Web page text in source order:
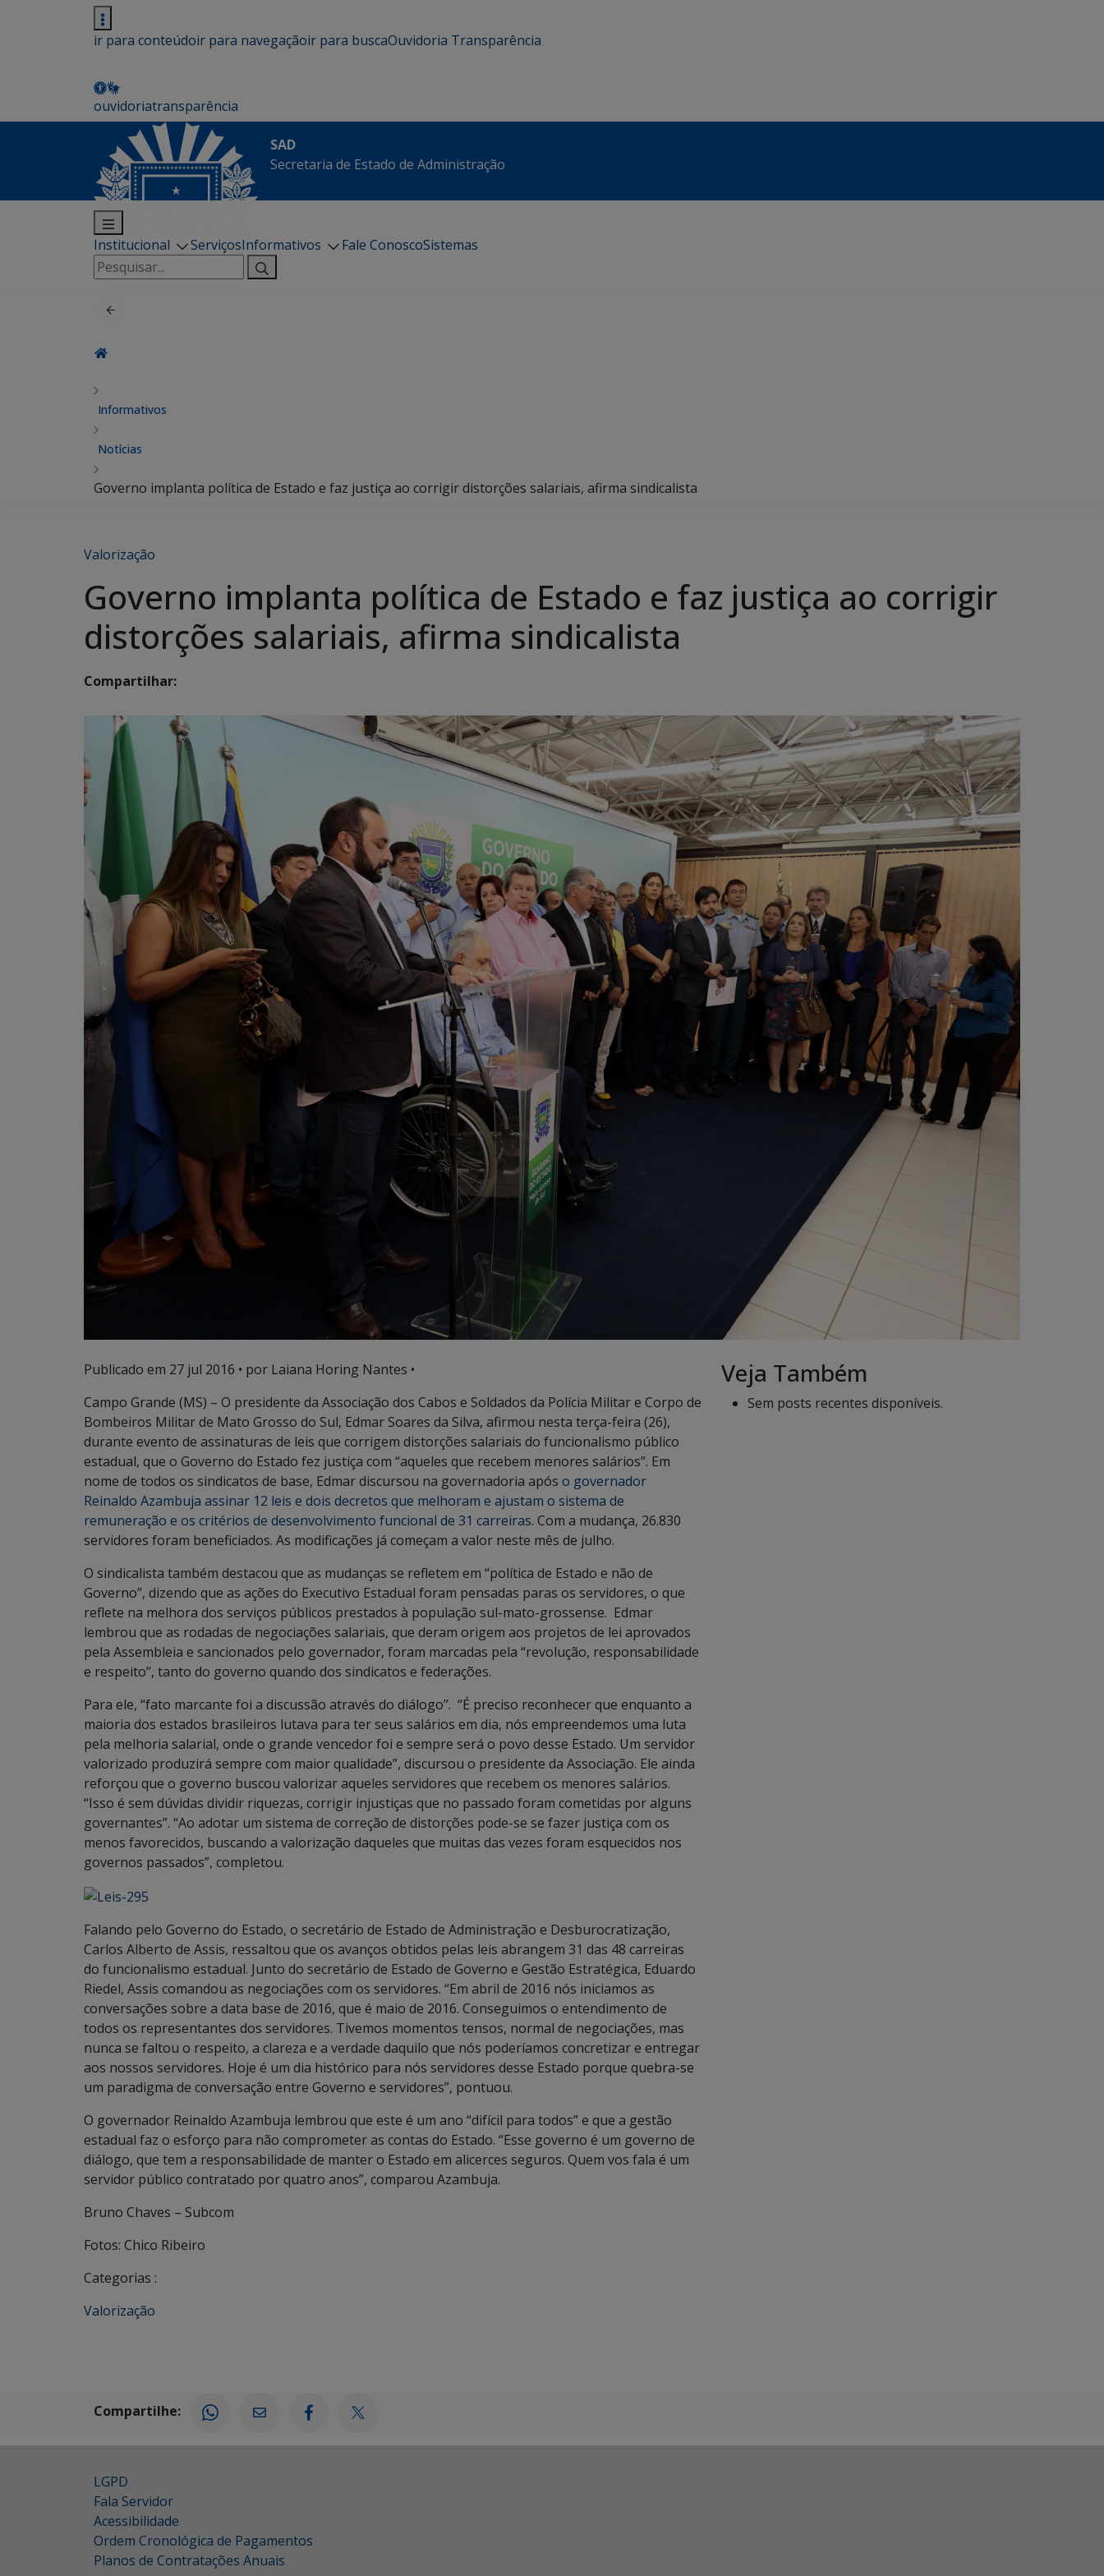
ir para conteúdoir para navegaçãoir para buscaOuvidoria Transparência
ouvidoriatransparência
SAD
Secretaria de Estado de Administração
Institucional ServiçosInformativos Fale ConoscoSistemas
Pesquisar
por:
Informativos
Notícias
Governo implanta política de Estado e faz justiça ao corrigir distorções salariais, afirma sindicalista
Valorização
Governo implanta política de Estado e faz justiça ao corrigir
distorções salariais, afirma sindicalista
Compartilhar:
Publicado em 27 jul 2016 • por Laiana Horing Nantes •
Campo Grande (MS) – O presidente da Associação dos Cabos e Soldados da Polícia Militar e Corpo de
Bombeiros Militar de Mato Grosso do Sul, Edmar Soares da Silva, afirmou nesta terça-feira (26),
durante evento de assinaturas de leis que corrigem distorções salariais do funcionalismo público
estadual, que o Governo do Estado fez justiça com “aqueles que recebem menores salários”. Em
nome de todos os sindicatos de base, Edmar discursou na governadoria após o governador
Reinaldo Azambuja assinar 12 leis e dois decretos que melhoram e ajustam o sistema de
remuneração e os critérios de desenvolvimento funcional de 31 carreiras. Com a mudança, 26.830
servidores foram beneficiados. As modificações já começam a valor neste mês de julho.
O sindicalista também destacou que as mudanças se refletem em “política de Estado e não de
Governo”, dizendo que as ações do Executivo Estadual foram pensadas paras os servidores, o que
reflete na melhora dos serviços públicos prestados à população sul-mato-grossense. Edmar
lembrou que as rodadas de negociações salariais, que deram origem aos projetos de lei aprovados
pela Assembleia e sancionados pelo governador, foram marcadas pela “revolução, responsabilidade
e respeito”, tanto do governo quando dos sindicatos e federações.
Para ele, “fato marcante foi a discussão através do diálogo”. “É preciso reconhecer que enquanto a
maioria dos estados brasileiros lutava para ter seus salários em dia, nós empreendemos uma luta
pela melhoria salarial, onde o grande vencedor foi e sempre será o povo desse Estado. Um servidor
valorizado produzirá sempre com maior qualidade”, discursou o presidente da Associação. Ele ainda
reforçou que o governo buscou valorizar aqueles servidores que recebem os menores salários.
“Isso é sem dúvidas dividir riquezas, corrigir injustiças que no passado foram cometidas por alguns
governantes”. “Ao adotar um sistema de correção de distorções pode-se se fazer justiça com os
menos favorecidos, buscando a valorização daqueles que muitas das vezes foram esquecidos nos
governos passados”, completou.
Falando pelo Governo do Estado, o secretário de Estado de Administração e Desburocratização,
Carlos Alberto de Assis, ressaltou que os avanços obtidos pelas leis abrangem 31 das 48 carreiras
do funcionalismo estadual. Junto do secretário de Estado de Governo e Gestão Estratégica, Eduardo
Riedel, Assis comandou as negociações com os servidores. “Em abril de 2016 nós iniciamos as
conversações sobre a data base de 2016, que é maio de 2016. Conseguimos o entendimento de
todos os representantes dos servidores. Tivemos momentos tensos, normal de negociações, mas
nunca se faltou o respeito, a clareza e a verdade daquilo que nós poderíamos concretizar e entregar
aos nossos servidores. Hoje é um dia histórico para nós servidores desse Estado porque quebra-se
um paradigma de conversação entre Governo e servidores”, pontuou.
O governador Reinaldo Azambuja lembrou que este é um ano “difícil para todos” e que a gestão
estadual faz o esforço para não comprometer as contas do Estado. “Esse governo é um governo de
diálogo, que tem a responsabilidade de manter o Estado em alicerces seguros. Quem vos fala é um
servidor público contratado por quatro anos”, comparou Azambuja.
Bruno Chaves – Subcom
Fotos: Chico Ribeiro
Categorias :
Valorização
Veja Também
Sem posts recentes disponíveis.
Compartilhe:
LGPD
Fala Servidor
Acessibilidade
Ordem Cronológica de Pagamentos
Planos de Contratações Anuais